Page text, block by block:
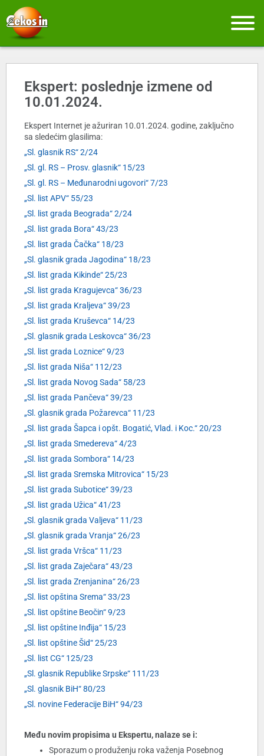
Ekspert: poslednje izmene od
10.01.2024.
Ekspert Internet je ažuriran 10.01.2024. godine, zaključno
sa sledećim glasilima:
„Sl. glasnik RS“ 2/24
„Sl. gl. RS – Prosv. glasnik“ 15/23
„Sl. gl. RS – Međunarodni ugovori“ 7/23
„Sl. list APV“ 55/23
„Sl. list grada Beograda“ 2/24
„Sl. list grada Bora“ 43/23
„Sl. list grada Čačka“ 18/23
„Sl. glasnik grada Jagodina“ 18/23
„Sl. list grada Kikinde“ 25/23
„Sl. list grada Kragujevca“ 36/23
„Sl. list grada Kraljeva“ 39/23
„Sl. list grada Kruševca“ 14/23
„Sl. glasnik grada Leskovca“ 36/23
„Sl. list grada Loznice“ 9/23
„Sl. list grada Niša“ 112/23
„Sl. list grada Novog Sada“ 58/23
„Sl. list grada Pančeva“ 39/23
„Sl. glasnik grada Požarevca“ 11/23
„Sl. list grada Šapca i opšt. Bogatić, Vlad. i Koc.“ 20/23
„Sl. list grada Smedereva“ 4/23
„Sl. list grada Sombora“ 14/23
„Sl. list grada Sremska Mitrovica“ 15/23
„Sl. list grada Subotice“ 39/23
„Sl. list grada Užica“ 41/23
„Sl. glasnik grada Valjeva“ 11/23
„Sl. glasnik grada Vranja“ 26/23
„Sl. list grada Vršca“ 11/23
„Sl. list grada Zaječara“ 43/23
„Sl. list grada Zrenjanina“ 26/23
„Sl. list opština Srema“ 33/23
„Sl. list opštine Beočin“ 9/23
„Sl. list opštine Inđija“ 15/23
„Sl. list opštine Šid“ 25/23
„Sl. list CG“ 125/23
„Sl. glasnik Republike Srpske“ 111/23
„Sl. glasnik BiH“ 80/23
„Sl. novine Federacije BiH“ 94/23
Među novim propisima u Ekspertu, nalaze se i:
Sporazum o produženju roka važenja Posebnog